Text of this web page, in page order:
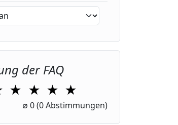
der FAQ
1 Star
★
2 Stars
★
3 Stars
★
4 Stars
★
5 Stars
∅ 0(0 Abstimmungen)